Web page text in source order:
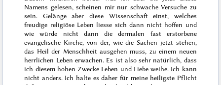
Namens gelesen, scheinen mir nur schwache Versuche zu
sein. Gelänge aber diese Wissenschaft einst, welches
freudige religiöse Leben liesse sich dann nicht hoffen und
wie würde nicht dann die dermalen fast erstorbene
evangelische Kirche, von der, wie die Sachen jetzt stehen,
das Heil der Menschheit ausgehen muss, zu einem neuen
herrlichen Leben erwachen. Es ist also sehr natürlich, dass
ich diesem hohen Zwecke Leben und Liebe weihe. Ich kann
nicht anders. Ich halte es daher für meine heiligste Pflicht